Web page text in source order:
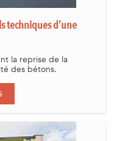
techniques d’une
la reprise de la
des bétons.